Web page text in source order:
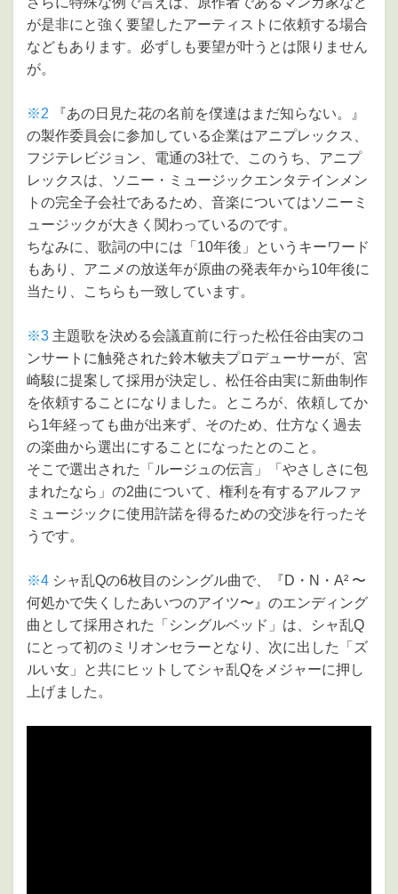
が是非にと強く要望したアーティストに依頼する場合
などもあります。必ずしも要望が叶うとは限りません
が。
※2 『あの日見た花の名前を僕達はまだ知らない。』
の製作委員会に参加している企業はアニプレックス、
フジテレビジョン、電通の3社で、このうち、アニプ
レックスは、ソニー・ミュージックエンタテインメン
トの完全子会社であるため、音楽についてはソニーミ
ュージックが大きく関わっているのです。
ちなみに、歌詞の中には「10年後」というキーワード
もあり、アニメの放送年が原曲の発表年から10年後に
当たり、こちらも一致しています。
※3 主題歌を決める会議直前に行った松任谷由実のコ
ンサートに触発された鈴木敏夫プロデューサーが、宮
崎駿に提案して採用が決定し、松任谷由実に新曲制作
を依頼することになりました。ところが、依頼してか
ら1年経っても曲が出来ず、そのため、仕方なく過去
の楽曲から選出にすることになったとのこと。
そこで選出された「ルージュの伝言」「やさしさに包
まれたなら」の2曲について、権利を有するアルファ
ミュージックに使用許諾を得るための交渉を行ったそ
うです。
※4 シャ乱Qの6枚目のシングル曲で、『D・N・A² 〜
何処かで失くしたあいつのアイツ〜』のエンディング
曲として採用された「シングルベッド」は、シャ乱Q
にとって初のミリオンセラーとなり、次に出した「ズ
ルい女」と共にヒットしてシャ乱Qをメジャーに押し
上げました。